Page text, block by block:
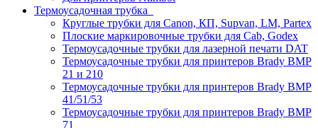
Термоусадочная трубка
Круглые трубки для Canon, КП, Supvan, LM, Partex
Плоские маркировочные трубки для Cab, Godex
Термоусадочные трубки для лазерной печати DAT
Термоусадочные трубки для принтеров Brady BMP
21 и 210
Термоусадочные трубки для принтеров Brady BMP
41/51/53
Термоусадочные трубки для принтеров Brady BMP
71